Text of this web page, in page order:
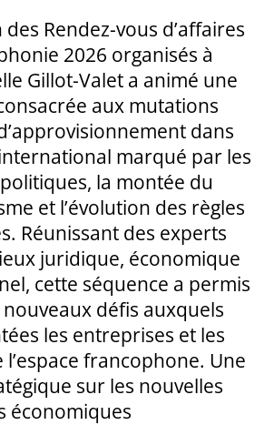
des Rendez-vous d’affaires
2026 organisés à
Gillot-Valet a animé une
aux mutations
dans
marqué par les
la montée du
et l’évolution des règles
Réunissant des experts
juridique, économique
cette séquence a permis
nouveaux défis auxquels
les entreprises et les
francophone. Une
sur les nouvelles
économiques